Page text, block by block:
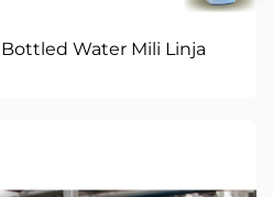
Bottled Water Mili Linja